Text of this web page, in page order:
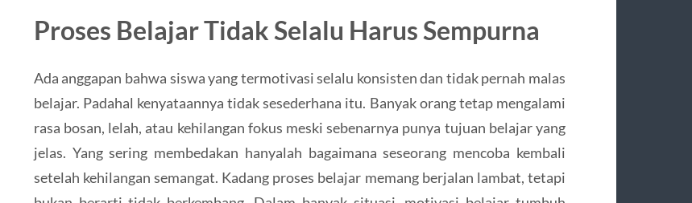
Proses Belajar Tidak Selalu Harus Sempurna
Ada anggapan bahwa siswa yang termotivasi selalu konsisten dan tidak pernah malas
belajar. Padahal kenyataannya tidak sesederhana itu. Banyak orang tetap mengalami
rasa bosan, lelah, atau kehilangan fokus meski sebenarnya punya tujuan belajar yang
jelas. Yang sering membedakan hanyalah bagaimana seseorang mencoba kembali
setelah kehilangan semangat. Kadang proses belajar memang berjalan lambat, tetapi